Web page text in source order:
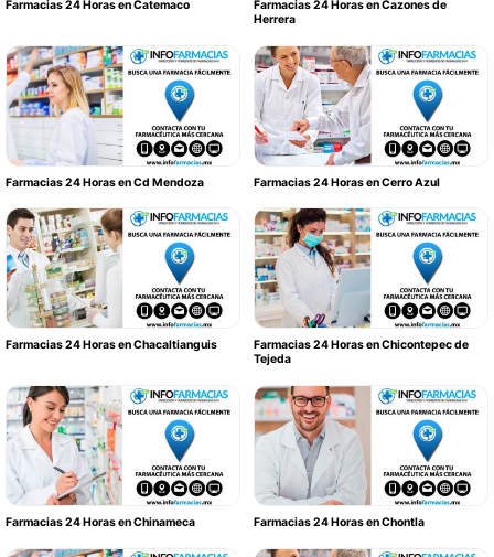
Farmacias 24 Horas en Catemaco
Farmacias 24 Horas en Cazones de
Herrera
Farmacias 24 Horas en Cd Mendoza Farmacias 24 Horas en Cerro Azul
Farmacias 24 Horas en Chacaltianguis
Farmacias 24 Horas en Chicontepec de
Tejeda
Farmacias 24 Horas en Chinameca Farmacias 24 Horas en Chontla